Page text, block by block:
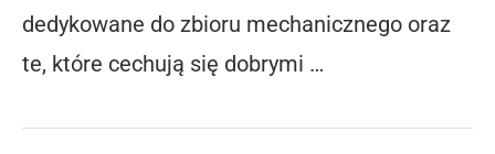
dedykowane do zbioru mechanicznego oraz
te, które cechują się dobrymi …